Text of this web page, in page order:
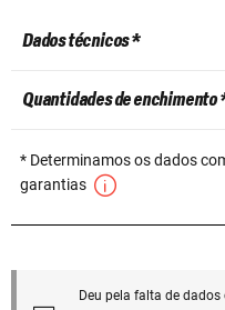
Dados técnicos *
Quantidades de enchimento
* Determinamos os dados
garantias
Deu pela falta de